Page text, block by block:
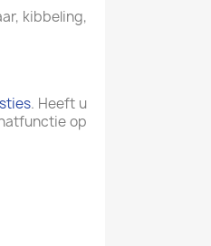
kibbeling,
. Heeft u
op